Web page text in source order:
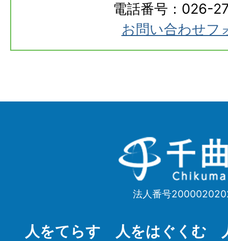
電話番号：026-
お問い合わせフ
千
曲
Chikuma
法人番号
人をてらす 人をはぐくむ